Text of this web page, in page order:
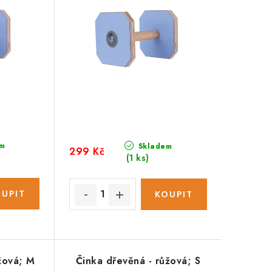
Skladem
(1 ks)
299 Kč
M Činka dřevěná - růžová; S